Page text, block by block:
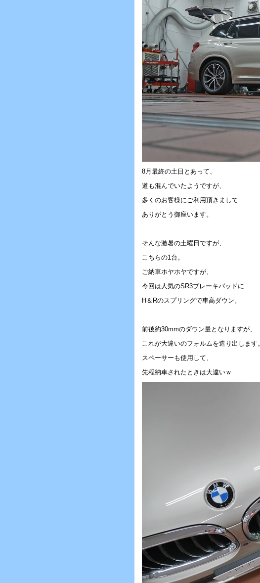
8月最終の土日とあって、
道も混んでいたようですが、
多くのお客様にご利用頂きまして
ありがとう御座います。
そんな激暑の土曜日ですが、
こちらの1台。
ご納車ホヤホヤですが、
今回は人気のSR3ブレーキパッドに
H＆Rのスプリングで車高ダウン。
前後約30mmのダウン量となりますが、
これが大違いのフォルムを造り出します。
スペーサーも使用して、
先程納車されたときは大違いｗ